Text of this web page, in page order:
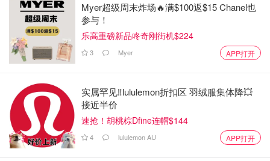
Myer超级周末炸场🔥满$100返$15 Chanel也
参与！
乐高重磅新品咚奇刚街机$224
3 Myer APP打开
实属罕见‼️lululemon折扣区 羽绒服集体降💥
接近半价
速抢！胡桃棕Dfine连帽$144
4 lululemon AU APP打开